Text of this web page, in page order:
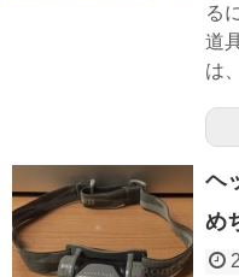
る
道
は
ヘ
め